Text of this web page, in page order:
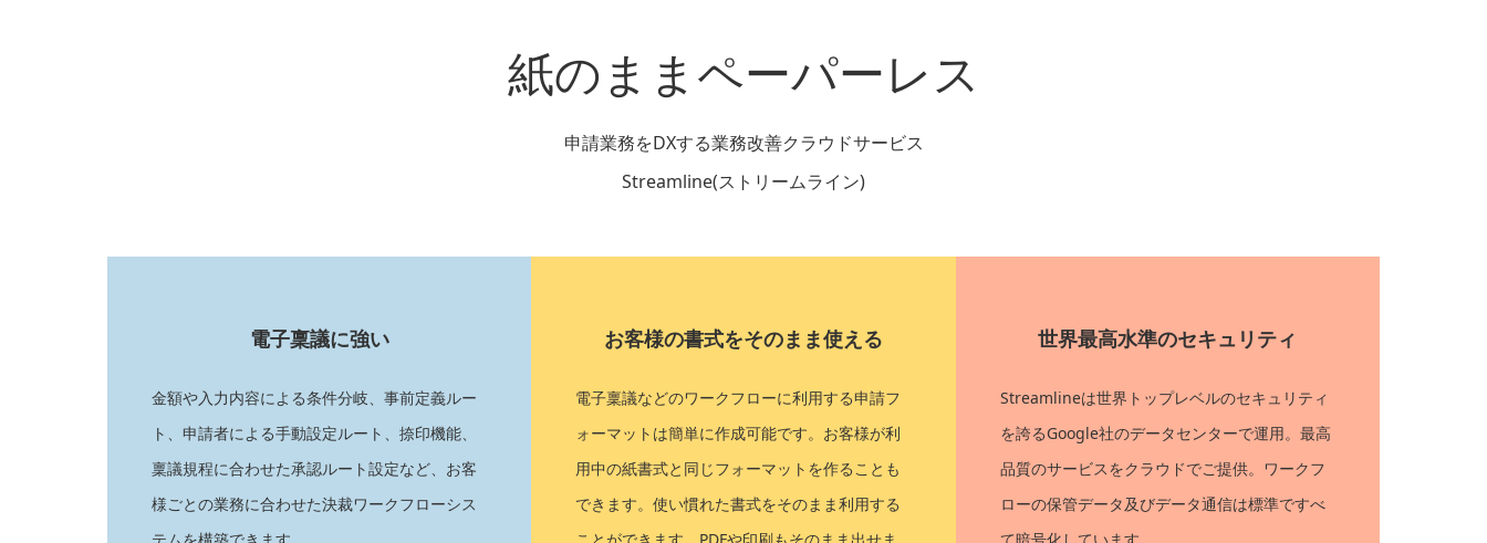
紙のままペーパーレス
申請業務をDXする業務改善クラウドサービス
Streamline(ストリームライン)
電子稟議に強い
金額や入力内容による条件分岐、事前定義ルー
ト、申請者による手動設定ルート、捺印機能、
稟議規程に合わせた承認ルート設定など、お客
様ごとの業務に合わせた決裁ワークフローシス
お客様の書式をそのまま使える
電子稟議などのワークフローに利用する申請フ
ォーマットは簡単に作成可能です。お客様が利
用中の紙書式と同じフォーマットを作ることも
できます。使い慣れた書式をそのまま利用する
世界最高水準のセキュリティ
Streamlineは世界トップレベルのセキュリティ
を誇るGoogle社のデータセンターで運用。最高
品質のサービスをクラウドでご提供。ワークフ
ローの保管データ及びデータ通信は標準ですべ